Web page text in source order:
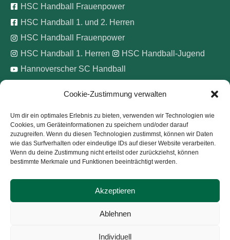
Cookie-Zustimmung verwalten
Um dir ein optimales Erlebnis zu bieten, verwenden wir Technologien wie
Cookies, um Geräteinformationen zu speichern und/oder darauf
zuzugreifen. Wenn du diesen Technologien zustimmst, können wir Daten
wie das Surfverhalten oder eindeutige IDs auf dieser Website verarbeiten.
Wenn du deine Zustimmung nicht erteilst oder zurückziehst, können
bestimmte Merkmale und Funktionen beeinträchtigt werden.
Akzeptieren
Ablehnen
Individuell
HSC Handball Frauenpower
HSC Handball 1. und 2. Herren
HSC Handball Frauenpower
HSC Handball 1. Herren
HSC Handball-Jugend
Hannoverscher SC Handball
Pinke Zitronen e.V.
Copyright © 2026Hannoverscher Sport-Club von 1893
e.V.
Impressum